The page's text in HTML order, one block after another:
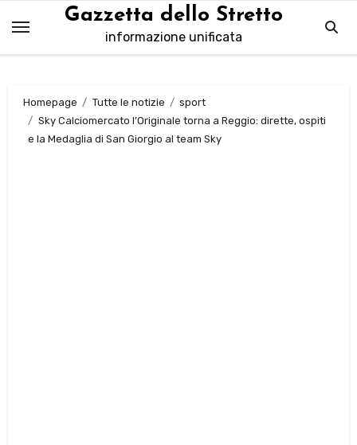
contenuto
Gazzetta dello Stretto
informazione unificata
Homepage Tutte le notizie
sport
Sky Calciomercato l’Originale torna a Reggio: dirette, ospiti
e la Medaglia di San Giorgio al team Sky